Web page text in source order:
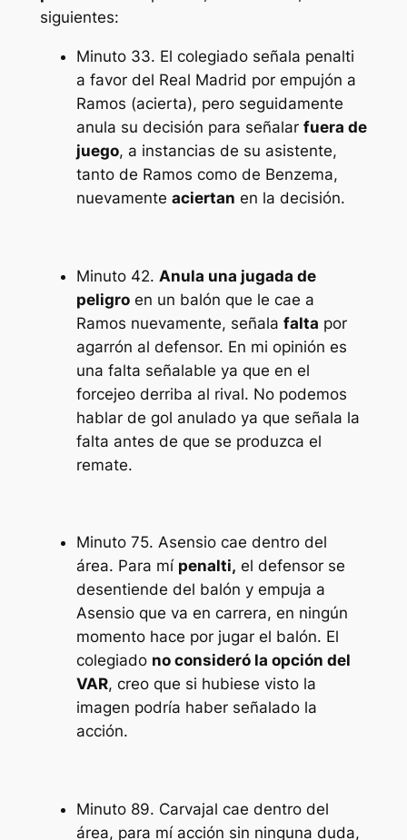
siguientes:
Minuto 33. El colegiado señala penalti
a favor del Real Madrid por empujón a
Ramos (acierta), pero seguidamente
anula su decisión para señalar fuera de
juego, a instancias de su asistente,
tanto de Ramos como de Benzema,
nuevamente aciertan en la decisión.
Minuto 42. Anula una jugada de
peligroen un balón que le cae a
Ramos nuevamente, señala falta por
agarrón al defensor. En mi opinión es
una falta señalable ya que en el
forcejeo derriba al rival. No podemos
hablar de gol anulado ya que señala la
falta antes de que se produzca el
remate.
Minuto 75. Asensio cae dentro del
área. Para mí penalti, el defensor se
desentiende del balón y empuja a
Asensio que va en carrera, en ningún
momento hace por jugar el balón. El
colegiado no consideró la opción del
VAR, creo que si hubiese visto la
imagen podría haber señalado la
acción.
Minuto 89. Carvajal cae dentro del
área, para mí acción sin ninguna duda,